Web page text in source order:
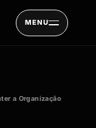
MENU
a Organização